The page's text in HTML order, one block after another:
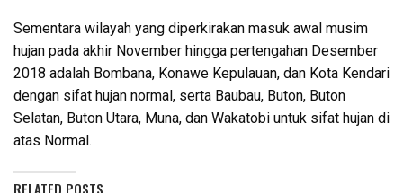
Sementara wilayah yang diperkirakan masuk awal musim
hujan pada akhir November hingga pertengahan Desember
2018 adalah Bombana, Konawe Kepulauan, dan Kota Kendari
dengan sifat hujan normal, serta Baubau, Buton, Buton
Selatan, Buton Utara, Muna, dan Wakatobi untuk sifat hujan di
atas Normal.
RELATED POSTS